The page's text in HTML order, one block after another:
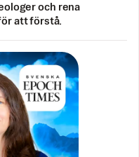
och rena
att förstå.